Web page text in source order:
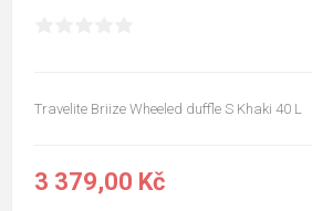
Travelite Briize Wheeled duffle S Khaki 40 L
3 379,00 Kč